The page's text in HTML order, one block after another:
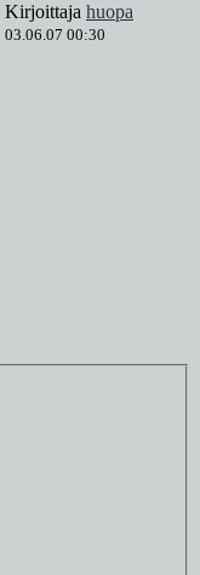
Kirjoittaja huopa
03.06.07 00:30